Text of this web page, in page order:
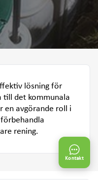
lösning för
till det kommunala
en avgörande roll i
rening.
Kontakt